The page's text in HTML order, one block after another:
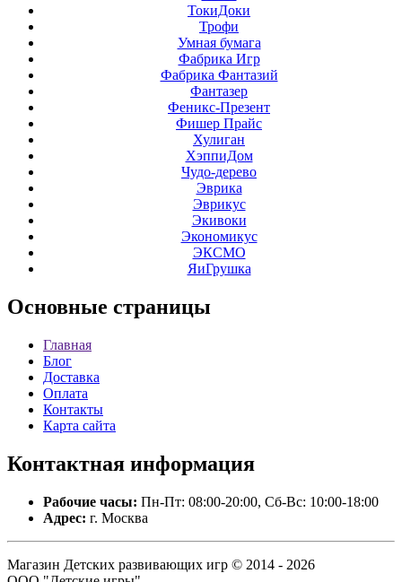
ТокиДоки
Трофи
Умная бумага
Фабрика Игр
Фабрика Фантазий
Фантазер
Феникс-Презент
Фишер Прайс
Хулиган
ХэппиДом
Чудо-дерево
Эврика
Эврикус
Экивоки
Экономикус
ЭКСМО
ЯиГрушка
Основные страницы
Главная
Блог
Доставка
Оплата
Контакты
Карта сайта
Контактная информация
Рабочие часы: Пн-Пт: 08:00-20:00, Сб-Вс: 10:00-18:00
Адрес: г. Москва
Магазин Детских развивающих игр © 2014 - 2026